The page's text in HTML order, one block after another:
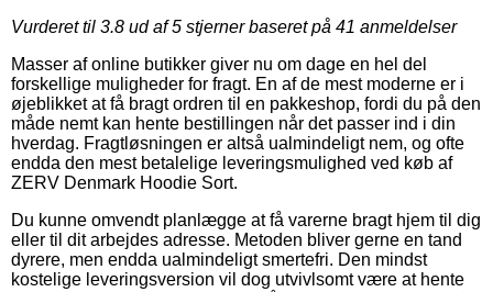
Vurderet til 3.8 ud af 5 stjerner baseret på 41 anmeldelser
Masser af online butikker giver nu om dage en hel del
forskellige muligheder for fragt. En af de mest moderne er i
øjeblikket at få bragt ordren til en pakkeshop, fordi du på den
måde nemt kan hente bestillingen når det passer ind i din
hverdag. Fragtløsningen er altså ualmindeligt nem, og ofte
endda den mest betalelige leveringsmulighed ved køb af
ZERV Denmark Hoodie Sort.
Du kunne omvendt planlægge at få varerne bragt hjem til dig
eller til dit arbejdes adresse. Metoden bliver gerne en tand
dyrere, men endda ualmindeligt smertefri. Den mindst
kostelige leveringsversion vil dog utvivlsomt være at hente